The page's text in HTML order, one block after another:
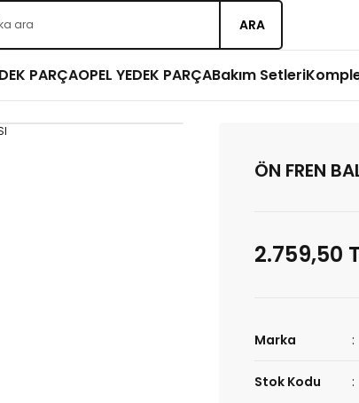
ARA
PARÇAOPEL YEDEK PARÇABakım Setleri
ÖN FREN
2.759,50
Marka
Stok Kodu